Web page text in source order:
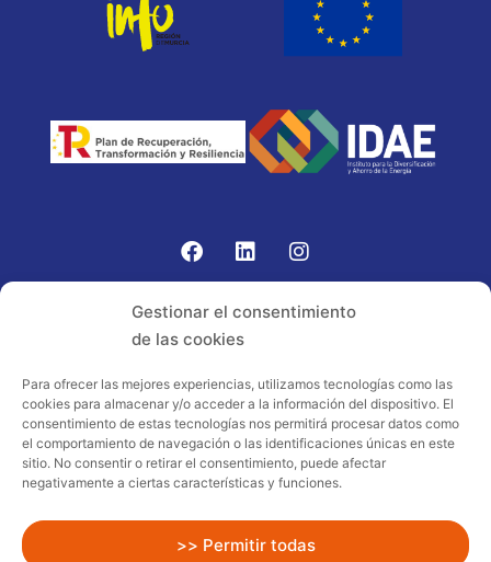
Gestionar el consentimiento
de las cookies
Para ofrecer las mejores experiencias, utilizamos tecnologías como las
cookies para almacenar y/o acceder a la información del dispositivo. El
consentimiento de estas tecnologías nos permitirá procesar datos como
el comportamiento de navegación o las identificaciones únicas en este
sitio. No consentir o retirar el consentimiento, puede afectar
negativamente a ciertas características y funciones.
>> Permitir todas
Proyecto acogido al programa de
incentivos ligados al autoconsumo y
almacenamiento, con fuentes de energía
renovables, así como a la implantación
sector residencial en el marco del Plan